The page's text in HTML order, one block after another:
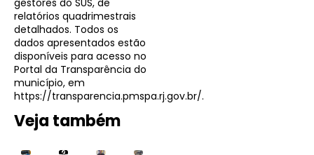
gestores do SUS, de
relatórios quadrimestrais
detalhados. Todos os
dados apresentados estão
disponíveis para acesso no
Portal da Transparência do
município, em
https://transparencia.pmspa.rj.gov.br/.
Veja também